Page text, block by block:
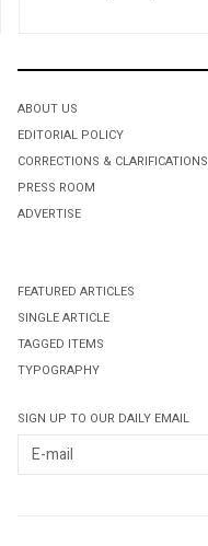
ABOUT US
EDITORIAL POLICY
CORRECTIONS & CLARIFICATIONS
PRESS ROOM
ADVERTISE
FEATURED ARTICLES
SINGLE ARTICLE
TAGGED ITEMS
TYPOGRAPHY
SIGN UP TO OUR DAILY EMAIL